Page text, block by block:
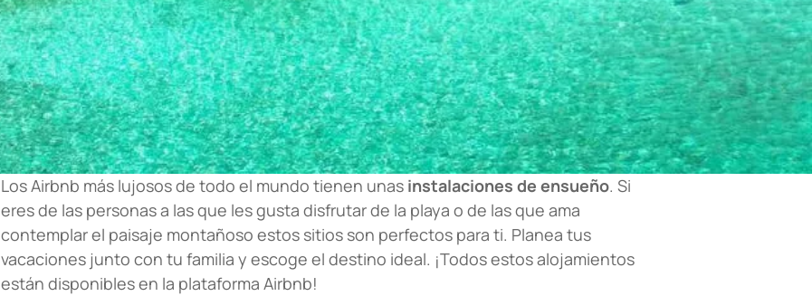
Los Airbnb más lujosos de todo el mundo tienen unas instalaciones de ensueño. Si
eres de las personas a las que les gusta disfrutar de la playa o de las que ama
contemplar el paisaje montañoso estos sitios son perfectos para ti. Planea tus
vacaciones junto con tu familia y escoge el destino ideal. ¡Todos estos alojamientos
están disponibles en la plataforma Airbnb!